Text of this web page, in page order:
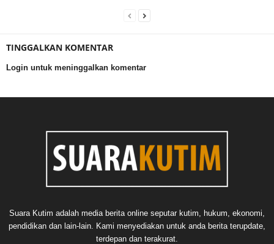
TINGGALKAN KOMENTAR
Login untuk meninggalkan komentar
Suara Kutim adalah media berita online seputar kutim, hukum, ekonomi,
pendidikan dan lain-lain. Kami menyediakan untuk anda berita terupdate,
terdepan dan terakurat.